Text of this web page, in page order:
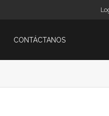
CONTÁCTANOS